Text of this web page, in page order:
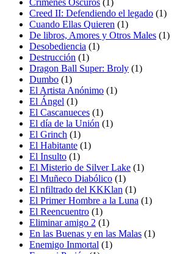
Creed II: Defendiendo el legado (1)
Cuando Ellas Quieren (1)
De libros, Amores y Otros Males (1)
Desobediencia (1)
Destrucción (1)
Dragon Ball Super: Broly (1)
Dumbo (1)
El Artista Anónimo (1)
El Ángel (1)
El Cascanueces (1)
El día de la Unión (1)
El Grinch (1)
El Habitante (1)
El Insulto (1)
El Misterio de Silver Lake (1)
El Muñeco Diabólico (1)
El nfiltrado del KKKlan (1)
El Primer Hombre a la Luna (1)
El Reencuentro (1)
Eliminar amigo 2 (1)
En las Buenas y en las Malas (1)
Enemigo Inmortal (1)